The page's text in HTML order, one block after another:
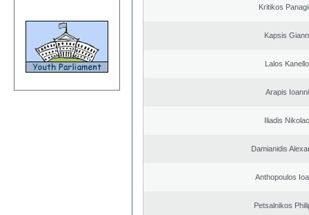
Kritikos
Kapsis
Lalos
Arapis
Iliadis
Damianidis
Anthopoulos
Petsalnikos